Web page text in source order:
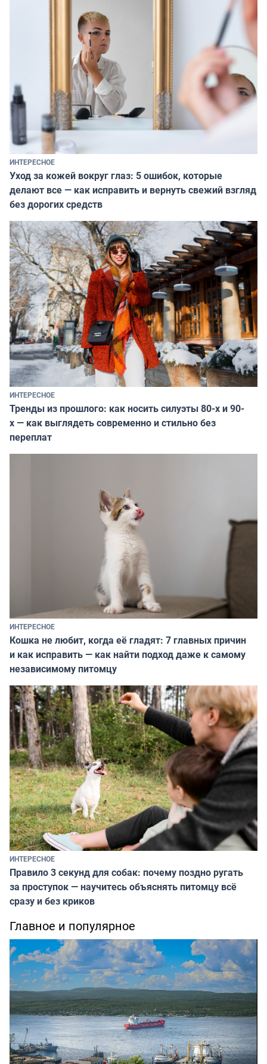
ИНТЕРЕСНОЕ
Уход за кожей вокруг глаз: 5 ошибок, которые
делают все — как исправить и вернуть свежий взгляд
без дорогих средств
ИНТЕРЕСНОЕ
Тренды из прошлого: как носить силуэты 80-х и 90-
х — как выглядеть современно и стильно без
переплат
ИНТЕРЕСНОЕ
Кошка не любит, когда её гладят: 7 главных причин
и как исправить — как найти подход даже к самому
независимому питомцу
ИНТЕРЕСНОЕ
Правило 3 секунд для собак: почему поздно ругать
за проступок — научитесь объяснять питомцу всё
сразу и без криков
Главное и популярное